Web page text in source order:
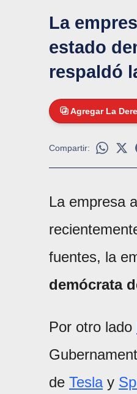
La
estado
respaldó
Agregar La
Compartir:
La empresa
fuentes, la
demócrata
Por otro lado
de Teslay